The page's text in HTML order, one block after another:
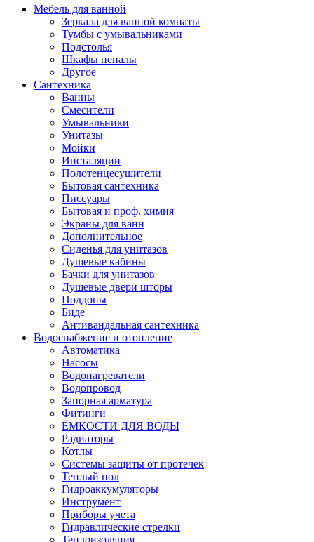
Мебель для ванной
Зеркала для ванной комнаты
Тумбы с умывальниками
Подстолья
Шкафы пеналы
Другое
Сантехника
Ванны
Смесители
Умывальники
Унитазы
Мойки
Инсталяции
Полотенцесушители
Бытовая сантехника
Писсуары
Бытовая и проф. химия
Экраны для ванн
Дополнительное
Сиденья для унитазов
Душевые кабины
Бачки для унитазов
Душевые двери шторы
Поддоны
Биде
Антивандальная сантехника
Водоснабжение и отопление
Автоматика
Насосы
Водонагреватели
Водопровод
Запорная арматура
Фитинги
ЁМКОСТИ ДЛЯ ВОДЫ
Радиаторы
Котлы
Системы защиты от протечек
Теплый пол
Гидроаккумуляторы
Инструмент
Приборы учета
Гидравлические стрелки
Теплоизоляция